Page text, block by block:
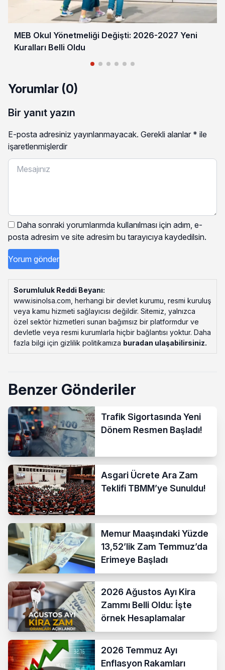
MEB Okul Yönetmeliği Değişti: 2026-2027 Yeni
Kuralları Belli Oldu
Yorumlar (0)
Bir yanıt yazın
E-posta adresiniz yayınlanmayacak. Gerekli alanlar * ile
işaretlenmişlerdir
Daha sonraki yorumlarımda kullanılması için adım, e-
posta adresim ve site adresim bu tarayıcıya kaydedilsin.
Sorumluluk Reddi Beyanı:
www.isinolsa.com, herhangi bir devlet kurumu, resmi kuruluş
veya kamu hizmeti sağlayıcısı değildir. Sitemiz, yalnızca
özel sektör hizmetleri sunan bağımsız bir platformdur ve
devletle veya resmi kurumlarla hiçbir bağlantısı yoktur. Daha
fazla bilgi için gizlilik politikamıza buradan ulaşabilirsiniz.
Benzer Gönderiler
Trafik Sigortasında Yeni
Dönem Resmen Başladı!
Asgari Ücrete Ara Zam
Teklifi TBMM’ye Sunuldu!
Memur Maaşındaki Yüzde
13,52’lik Zam Temmuz’da
Erimeye Başladı
2026 Ağustos Ayı Kira
Zammı Belli Oldu: İşte
örnek Hesaplamalar
2026 Temmuz Ayı
Enflasyon Rakamları